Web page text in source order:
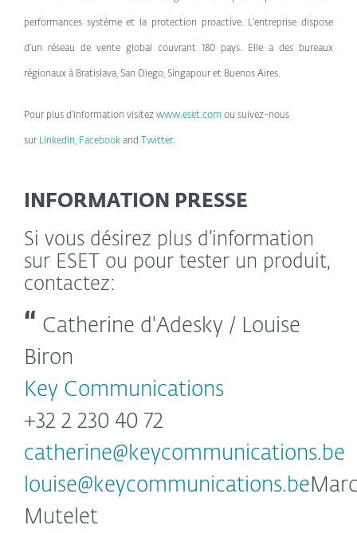
performances système et la protection proactive. L’entreprise dispose
d’un réseau de vente global couvrant 180 pays. Elle a des bureaux
régionaux à Bratislava, San Diego, Singapour et Buenos Aires.
Pour plus d’information visitez www.eset.com ou suivez-nous
sur LinkedIn, Facebook and Twitter.
INFORMATION PRESSE
Si vous désirez plus d’information
sur ESET ou pour tester un produit,
contactez:
Catherine d'Adesky / Louise
Biron
Key Communications
+32 2 230 40 72
catherine@keycommunications.be
louise@keycommunications.be
Mutelet